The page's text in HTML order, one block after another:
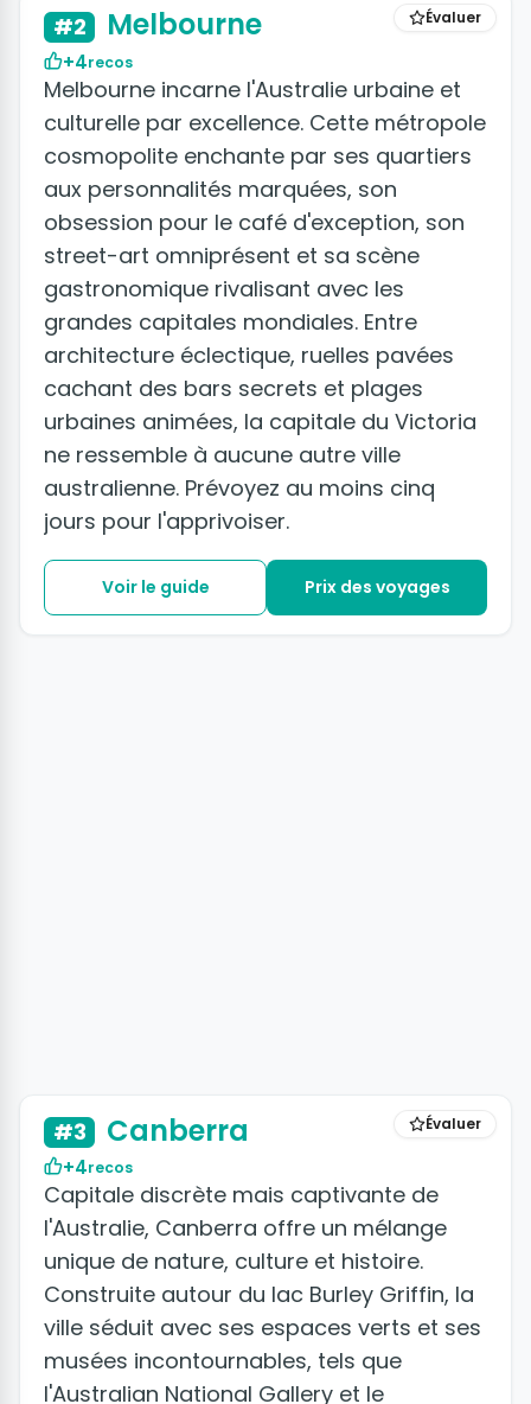
Évaluer
#2 Melbourne
+4recos
Melbourne incarne l'Australie urbaine et
culturelle par excellence. Cette métropole
cosmopolite enchante par ses quartiers
aux personnalités marquées, son
obsession pour le café d'exception, son
street-art omniprésent et sa scène
gastronomique rivalisant avec les
grandes capitales mondiales. Entre
architecture éclectique, ruelles pavées
cachant des bars secrets et plages
urbaines animées, la capitale du Victoria
ne ressemble à aucune autre ville
australienne. Prévoyez au moins cinq
jours pour l'apprivoiser.
Voir le guide Prix des voyages
Évaluer
#3 Canberra
+4recos
Capitale discrète mais captivante de
l'Australie, Canberra offre un mélange
unique de nature, culture et histoire.
Construite autour du lac Burley Griffin, la
ville séduit avec ses espaces verts et ses
musées incontournables, tels que
l'Australian National Gallery et le